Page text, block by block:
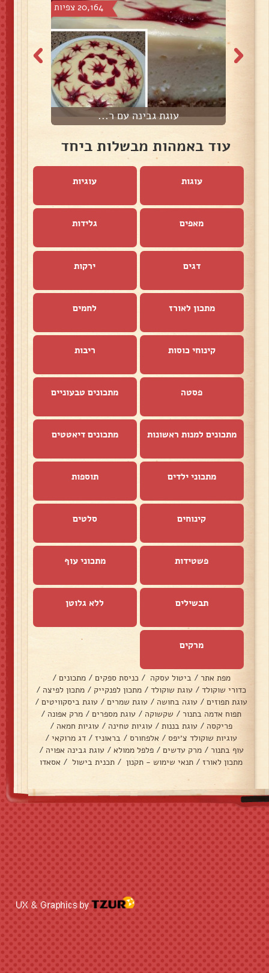
20,164 צפיות
עוגת גבינה עם ר...
עוד באמהות מבשלות ביחד
עוגות עוגיות
מאפים גלידות
דגים ירקות
מתכון לאורז לחמים
קינוחי כוסות ריבות
פסטה מתכונים טבעוניים
מתכונים למנות ראשונות מתכונים דיאטטים
מתכוני ילדים תוספות
קינוחים סלטים
פשטידות מתכוני עוף
תבשילים ללא גלוטן
מרקים
מפת אתר / ביטול עסקה / כניסת ספקים / מתכונים /
כדורי שוקולד / עוגת שוקולד / מתכון לפנקייק / מתכון לפיצה /
עוגת תפוזים / עוגה בחושה / עוגת שמרים / עוגת ביסקוויטים /
תפוח אדמה בתנור / שקשוקה / עוגת מספרים / מרק אפונה /
פריקסה / עוגת בננות / עוגיות טחינה / עוגיות חמאה /
עוגיות שוקולד צ׳יפס / אלפחורס / בראוניז / דג מרוקאי /
עוף בתנור / מרק עדשים / פלפל ממולא / עוגת גבינה אפויה /
מתכון לאורז / תנאי שימוש - תקנון / תכנית בישול / אסאדו